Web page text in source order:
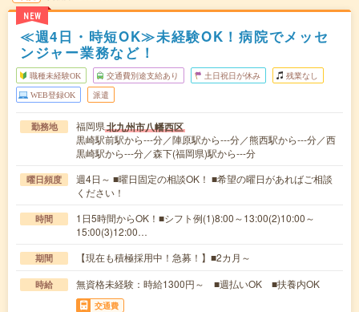
NEW
≪週4日・時短OK≫未経験OK！病院でメッセ
ンジャー業務など！
職種未経験OK 交通費別途支給あり 土日祝日が休み 残業なし
WEB登録OK 派遣
勤務地 福岡県北九州市八幡西区
黒崎駅前駅から---分／陣原駅から---分／熊西駅から---分／西
黒崎駅から---分／森下(福岡県)駅から---分
曜日頻度
週4日～ ■曜日固定の相談OK！ ■希望の曜日があればご相談
ください！
時間
1日5時間からOK！■シフト例(1)8:00～13:00(2)10:00～
15:00(3)12:00…
期間 【現在も積極採用中！急募！】■2カ月～
時給 無資格未経験：時給1300円～ ■週払いOK ■扶養内OK
交通費